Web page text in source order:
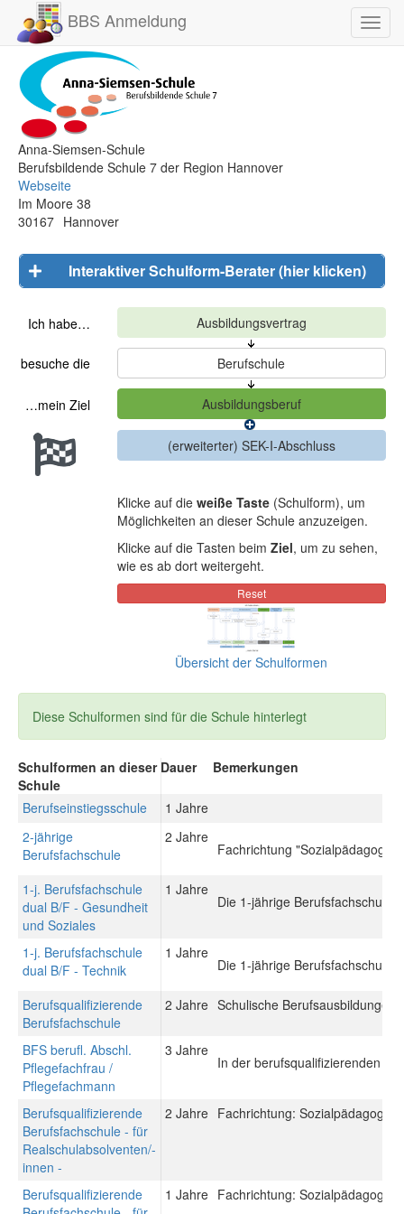
BBS Anmeldung
Anna-Siemsen-Schule
Berufsbildende Schule 7 der Region Hannover
Webseite
Im Moore 38
30167 Hannover
Interaktiver Schulform-Berater (hier klicken)
Ich habe…
besuche die
…mein Ziel
Klicke auf die weiße Taste(Schulform), um
Möglichkeiten an dieser Schule anzuzeigen.
Klicke auf die Tasten beim Ziel, um zu sehen,
wie es ab dort weitergeht.
Übersicht der Schulformen
Diese Schulformen sind für die Schule hinterlegt
Schulformen an dieser
Schule
Dauer Bemerkungen
Berufseinstiegsschule
1 Jahre
2-jährige
Berufsfachschule
2 Jahre
Fachrichtung "Sozialpädagogik"
1-j. Berufsfachschule
dual B/F - Gesundheit
und Soziales
1 Jahre
Die 1-jährige Berufsfachschule
1-j. Berufsfachschule
dual B/F - Technik
1 Jahre
Die 1-jährige Berufsfachschule
Berufsqualifizierende
Berufsfachschule
2 Jahre Schulische
BFS berufl. Abschl.
Pflegefachfrau /
Pflegefachmann
3 Jahre
In der berufsqualifizierenden
Berufsqualifizierende
Berufsfachschule - für
Realschulabsolventen/-
innen -
2 Jahre Fachrichtung:
Berufsqualifizierende
1 Jahre Fachrichtung: